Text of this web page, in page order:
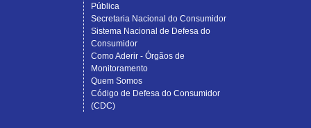
Pública
Secretaria Nacional do Consumidor
Sistema Nacional de Defesa do
Consumidor
Como Aderir - Órgãos de
Monitoramento
Quem Somos
Código de Defesa do Consumidor
(CDC)